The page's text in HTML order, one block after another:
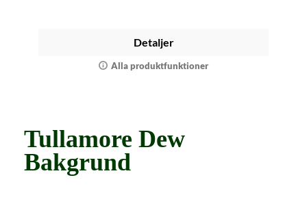
Detaljer
Alla produktfunktioner
Tullamore Dew
Bakgrund